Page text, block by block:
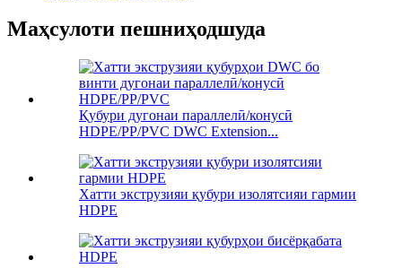
Маҳсулоти пешниҳодшуда
Қубури дугонаи параллелӣ/конусӣ
HDPE/PP/PVC DWC Extension...
Хатти экструзияи қубури изолятсияи гармии
HDPE